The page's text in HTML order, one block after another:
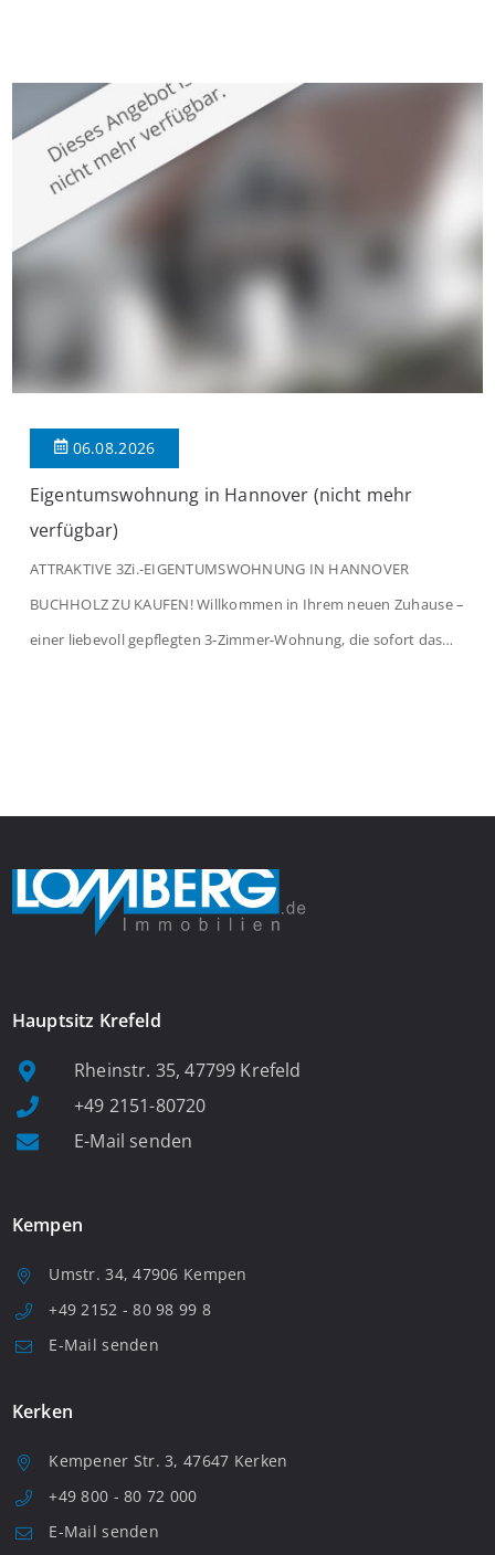
großzügige Räume und eine hochwertige Ausstattung, die
modernen Wohnkomfort mit einem stilvollen Ambiente
verbindet. Der […]
06.08.2026
Eigentumswohnung in Hannover (nicht mehr
verfügbar)
ATTRAKTIVE 3Zi.-EIGENTUMSWOHNUNG IN HANNOVER
BUCHHOLZ ZU KAUFEN! Willkommen in Ihrem neuen Zuhause –
einer liebevoll gepflegten 3-Zimmer-Wohnung, die sofort das
Hauptsitz Krefeld
Rheinstr. 35, 47799 Krefeld
+49 2151-80720
E-Mail senden
Kempen
Umstr. 34, 47906 Kempen
+49 2152 - 80 98 99 8
E-Mail senden
Kerken
Kempener Str. 3, 47647 Kerken
+49 800 - 80 72 000
E-Mail senden